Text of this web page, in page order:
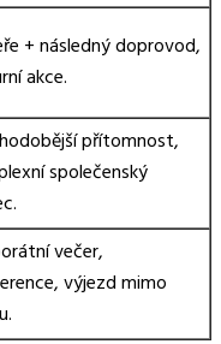
+ následný doprovod,
akce.
přítomnost,
společenský
večer,
výjezd mimo